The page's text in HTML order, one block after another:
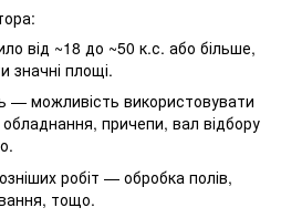
від ~18 до ~50 к.с. або більше,
значні площі.
— можливість використовувати
причепи, вал відбору
тощо.
робіт — обробка полів,
тощо.